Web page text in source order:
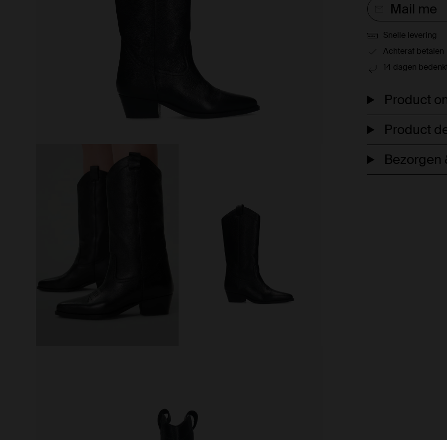
Mail me
Snelle levering
Achteraf betalen
14 dagen
Product
Product
Bezorgen